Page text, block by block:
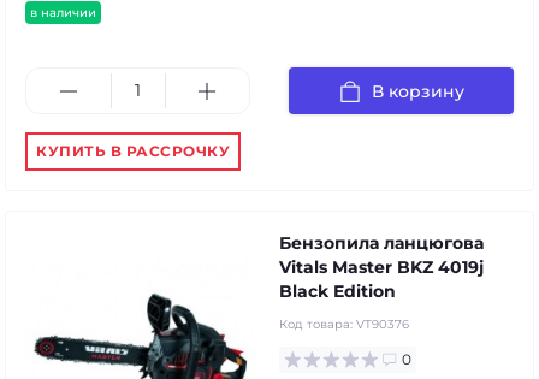
в наличии
В корзину
КУПИТЬ В РАССРОЧКУ
Бензопила ланцюгова
Vitals Master BKZ 4019j
Black Edition
Код товара: VT90376
0